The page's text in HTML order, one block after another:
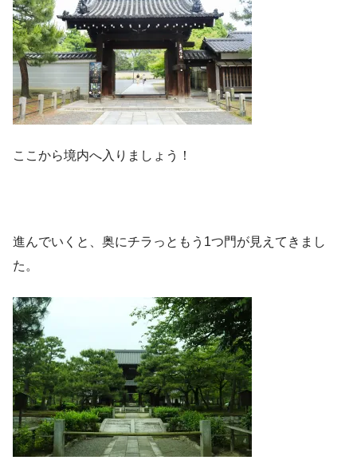
ここから境内へ入りましょう！
進んでいくと、奥にチラっともう1つ門が見えてきまし
た。